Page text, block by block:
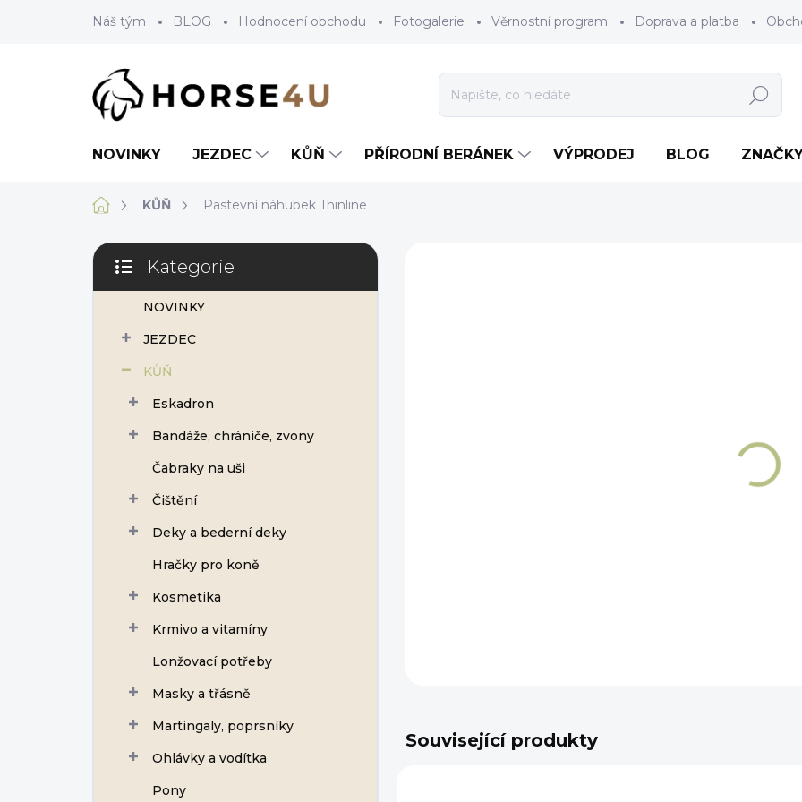
Náš tým BLOG Hodnocení obchodu Fotogalerie Věrnostní program Doprava a platba
Hledat
NOVINKY JEZDEC KŮŇ PŘÍRODNÍ BERÁNEK VÝPRODEJ BLOG
DomůKŮŇ Pastevní náhubek Thinline
P
s
Přeskočit
kategorie
Kategorie
NOVINKY
JEZDEC
KŮŇ
Eskadron
Bandáže, chrániče, zvony
Čabraky na uši
Čištění
Deky a bederní deky
Hračky pro koně
Kosmetika
Krmivo a vitamíny
Lonžovací potřeby
Masky a třásně
Martingaly, poprsníky
Ohlávky a vodítka
Pony
Související produkty